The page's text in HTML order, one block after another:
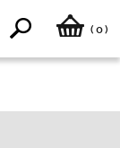
( 0)